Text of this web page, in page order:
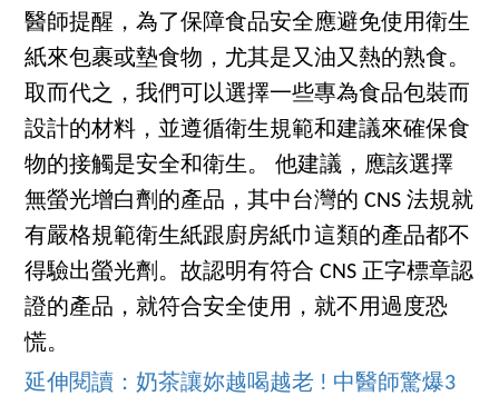
醫師提醒，為了保障食品安全應避免使用衛生
紙來包裹或墊食物，尤其是又油又熱的熟食。
取而代之，我們可以選擇一些專為食品包裝而
設計的材料，並遵循衛生規範和建議來確保食
物的接觸是安全和衛生。 他建議，應該選擇
無螢光增白劑的產品，其中台灣的 CNS 法規就
有嚴格規範衛生紙跟廚房紙巾這類的產品都不
得驗出螢光劑。故認明有符合 CNS 正字標章認
證的產品，就符合安全使用，就不用過度恐
慌。
延伸閱讀：奶茶讓妳越喝越老 ! 中醫師驚爆3